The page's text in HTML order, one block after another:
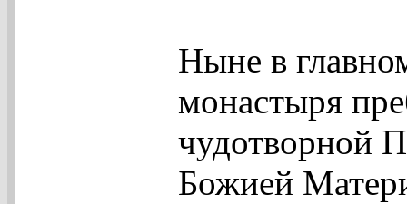
Ныне в
монастыря
чудотворной
Божией